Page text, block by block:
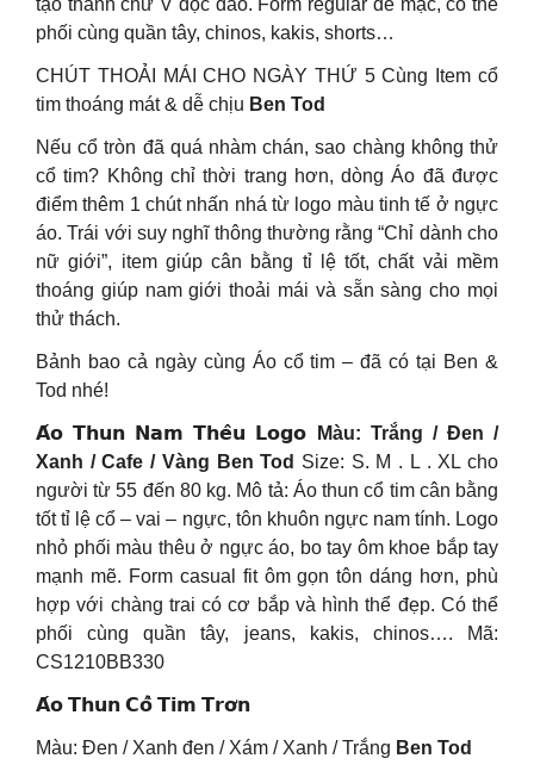
tạo thành chữ V độc đáo. Form regular dễ mặc, có thể
phối cùng quần tây, chinos, kakis, shorts…
CHÚT THOẢI MÁI CHO NGÀY THỨ 5 Cùng Item cổ
tim thoáng mát & dễ chịu Ben Tod
Nếu cổ tròn đã quá nhàm chán, sao chàng không thử
cổ tim? Không chỉ thời trang hơn, dòng Áo đã được
điểm thêm 1 chút nhấn nhá từ logo màu tinh tế ở ngực
áo. Trái với suy nghĩ thông thường rằng “Chỉ dành cho
nữ giới”, item giúp cân bằng tỉ lệ tốt, chất vải mềm
thoáng giúp nam giới thoải mái và sẵn sàng cho mọi
thử thách.
Bảnh bao cả ngày cùng Áo cổ tim – đã có tại Ben &
Tod nhé!
𝗔́𝗼 𝗧𝗵𝘂𝗻 𝗡𝗮𝗺 𝗧𝗵𝗲̂𝘂 𝗟𝗼𝗴𝗼
Màu: Trắng / Đen /
Xanh / Cafe / Vàng Ben Tod Size: S. M . L . XL cho
người từ 55 đến 80 kg. Mô tả: Áo thun cổ tim cân bằng
tốt tỉ lệ cổ – vai – ngực, tôn khuôn ngực nam tính. Logo
nhỏ phối màu thêu ở ngực áo, bo tay ôm khoe bắp tay
mạnh mẽ. Form casual fit ôm gọn tôn dáng hơn, phù
hợp với chàng trai có cơ bắp và hình thể đẹp. Có thể
phối cùng quần tây, jeans, kakis, chinos…. Mã:
CS1210BB330
𝗔́𝗼 𝗧𝗵𝘂𝗻 𝗖𝗼̂̉ 𝗧𝗶𝗺 𝗧𝗿𝗼̛𝗻
Màu: Đen / Xanh đen / Xám / Xanh / Trắng Ben Tod